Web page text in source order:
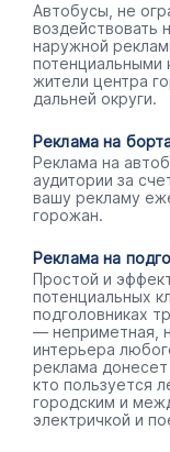
Автобусы, не
воздействовать
наружной
потенциальными
жители центра
дальней округи.
Реклама на
Реклама на
аудитории за
вашу рекламу
горожан.
Реклама на
Простой и
потенциальных
подголовниках
— неприметная,
интерьера
реклама
кто пользуется
городским и
электричкой и